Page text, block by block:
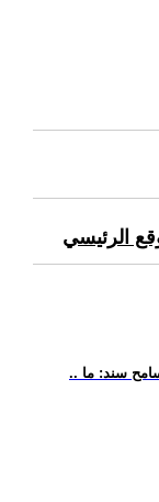
الرئيسي
سند: ما